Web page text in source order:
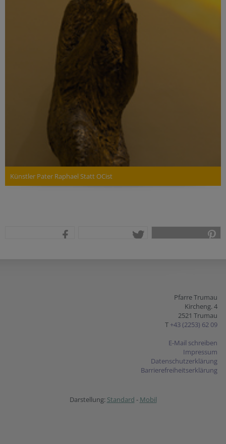
Künstler Pater Raphael Statt OCist
Pfarre Trumau
Kircheng. 4
2521 Trumau
T +43 (2253) 62 09
E-Mail schreiben
Impressum
Datenschutzerklärung
Barrierefreiheitserklärung
Darstellung: Standard - Mobil